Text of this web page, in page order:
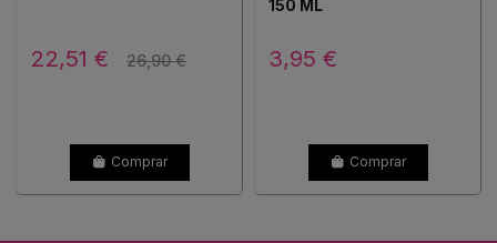
22,51 € 26,90 €
Comprar
150 ML
3,95 €
Comprar